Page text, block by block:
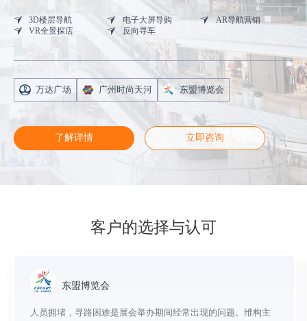
3D楼层导航 电子大屏导购
AR导航营销
VR全景探店
反向寻车
万达广场 广州时尚天河 东盟博览会
了解详情 立即咨询
客户的选择与认可
东盟博览会
人员拥堵，寻路困难是展会举办期间经常出现的问题。维构主